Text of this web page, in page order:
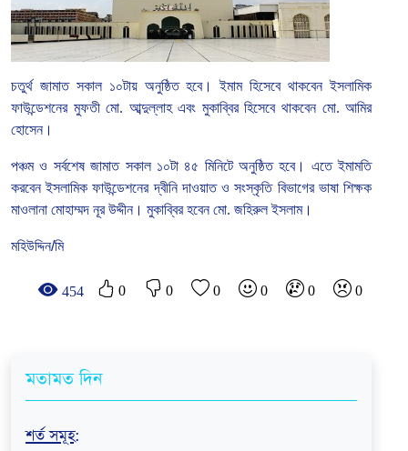
চতুর্থ জামাত সকাল ১০টায় অনুষ্ঠিত হবে। ইমাম হিসেবে থাকবেন ইসলামিক
ফাউন্ডেশনের মুফতী মো. আব্দুল্লাহ এবং মুকাব্বির হিসেবে থাকবেন মো.আমির
হোসেন।
পঞ্চম ও সর্বশেষ জামাত সকাল ১০টা ৪৫ মিনিটে অনুষ্ঠিত হবে। এতে ইমামতি
করবেন ইসলামিক ফাউন্ডেশনের দ্বীনি দাওয়াত ও সংস্কৃতি বিভাগের ভাষা শিক্ষক
মাওলানা মোহাম্মদ নূর উদ্দীন। মুকাব্বির হবেন মো. জহিরুল ইসলাম।
মহিউদ্দিন/মি
454 0 0 0 0 0 0
মতামত দিন
শর্ত সমূহ: